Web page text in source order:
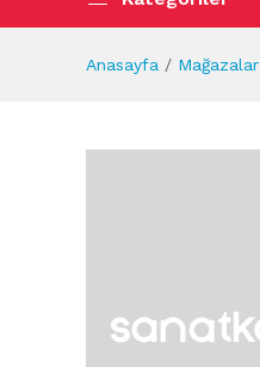
Anasayfa Mağazalar